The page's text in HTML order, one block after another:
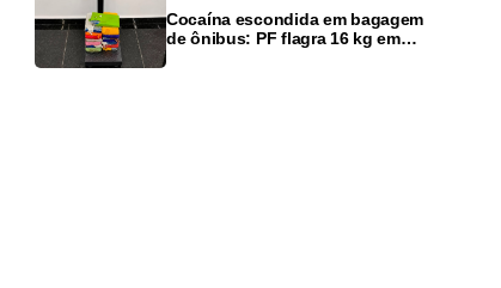
Cocaína escondida em bagagem
de ônibus: PF flagra 16 kg em